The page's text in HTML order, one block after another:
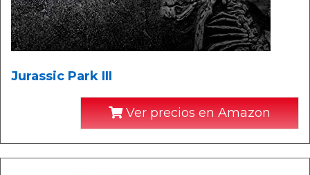
Jurassic Park III
Ver precios en Amazon